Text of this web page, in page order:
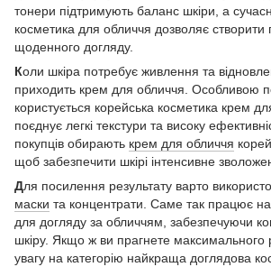
тонери підтримують баланс шкіри, а
косметика для обличчя дозволяє створити
щоденного догляду.
Коли шкіра потребує живлення та
приходить крем для обличчя. Особливою
користується корейська косметика крем
поєднує легкі текстури та високу
покупців обирають крем для обличчя
щоб забезпечити шкірі інтенсивне
Для посилення результату варто
маски та концентрати. Саме так працює
для догляду за обличчям, забезпечуючи
шкіру. Якщо ж ви прагнете максимального
увагу на категорію найкраща доглядова